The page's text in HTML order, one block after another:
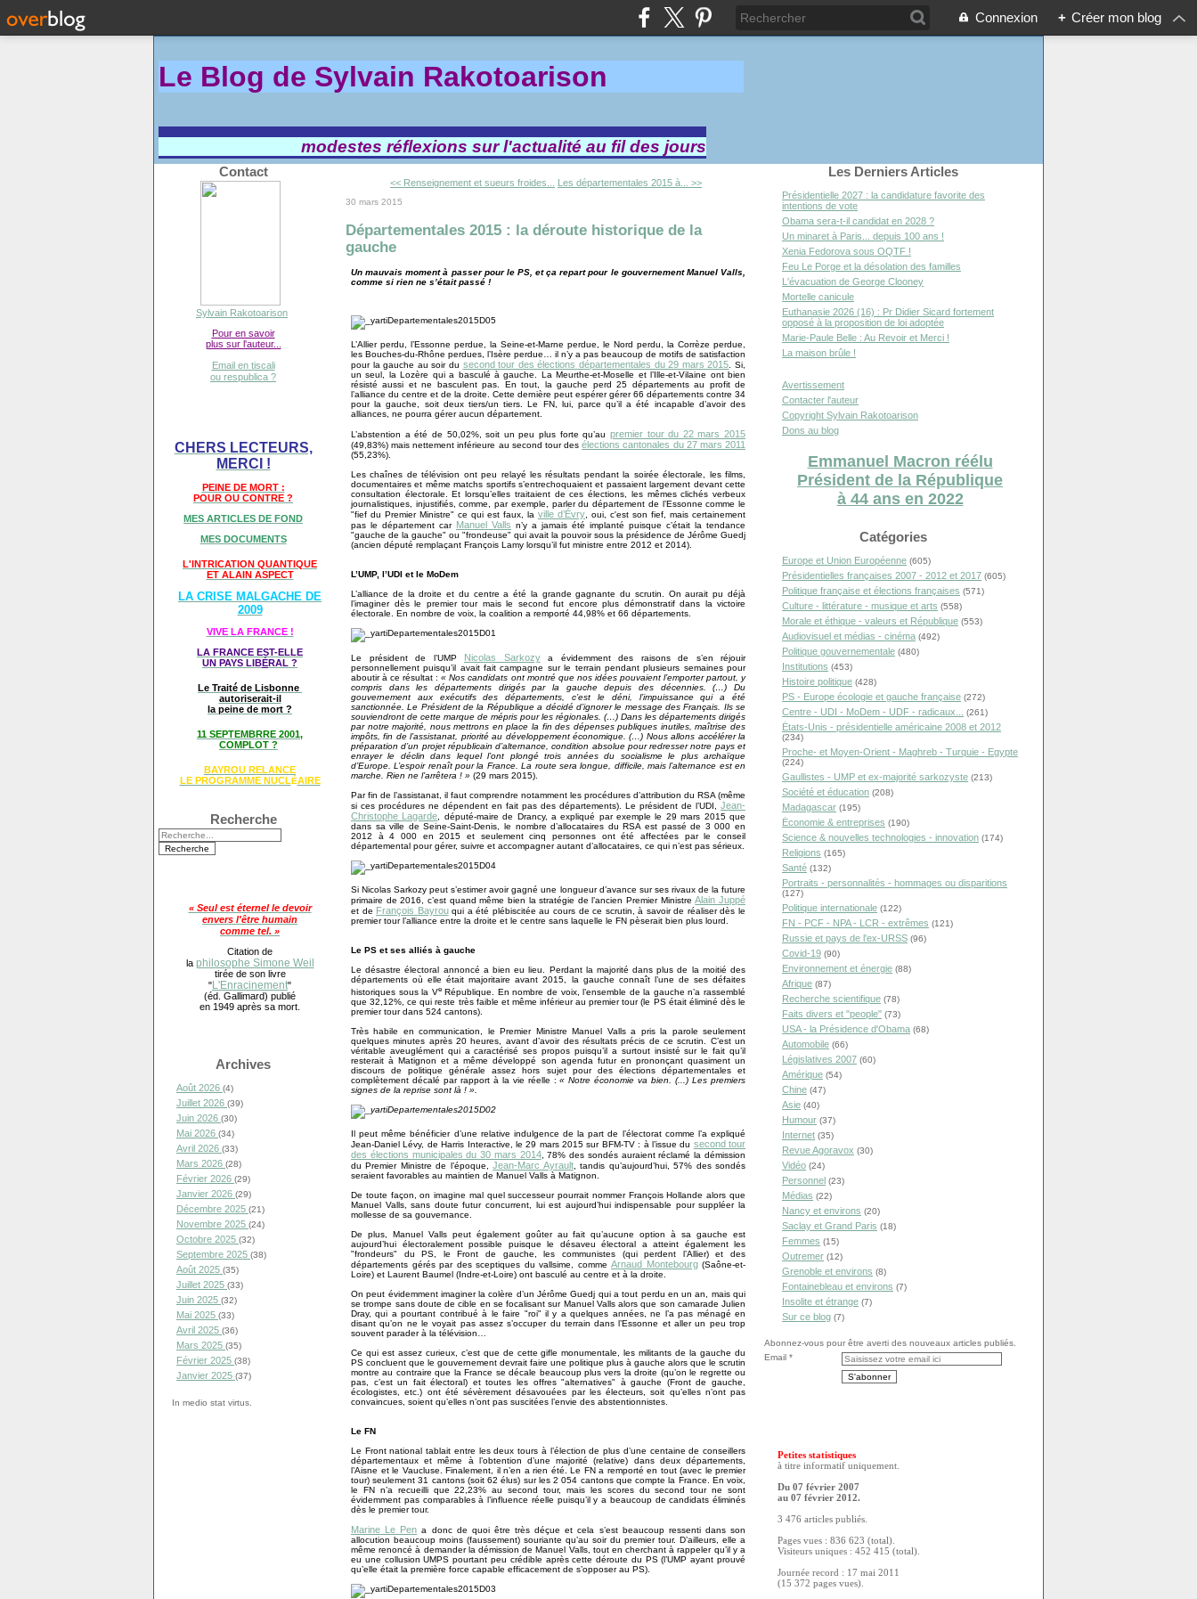
Connexion + Créer mon blog
Le Blog de Sylvain Rakotoarison
modestes réflexions sur l'actualité au fil des jours
Contact
Sylvain Rakotoarison
Pour en savoir
plus sur l'auteur...
Email en tiscali
ou respublica ?
CHERS LECTEURS,
MERCI !
PEINE DE MORT :
POUR OU CONTRE ?
MES ARTICLES DE FOND
MES DOCUMENTS
L'INTRICATION QUANTIQUE
ET ALAIN ASPECT
LA CRISE MALGACHE DE
2009
VIVE LA FRANCE !
LA FRANCE EST-ELLE
UN PAYS LIBÉRAL ?
Le Traité de Lisbonne
autoriserait-il
la peine de mort ?
11 SEPTEMBRRE 2001,
COMPLOT ?
BAYROU RELANCE
LE PROGRAMME NUCLÉAIRE
Recherche
« Seul est éternel le devoir
envers l'être humain
comme tel. »
Citation de
la philosophe Simone Weil
tirée de son livre
"L'Enracinement"
(éd. Gallimard) publié
en 1949 après sa mort.
Archives
Août 2026 (4)
Juillet 2026 (39)
Juin 2026 (30)
Mai 2026 (34)
Avril 2026 (33)
Mars 2026 (28)
Février 2026 (29)
Janvier 2026 (29)
Décembre 2025 (21)
Novembre 2025 (24)
Octobre 2025 (32)
Septembre 2025 (38)
Août 2025 (35)
Juillet 2025 (33)
Juin 2025 (32)
Mai 2025 (33)
Avril 2025 (36)
Mars 2025 (35)
Février 2025 (38)
Janvier 2025 (37)
In medio stat virtus.
<< Renseignement et sueurs froides... Les départementales 2015 à... >>
30 mars 2015
Départementales 2015 : la déroute historique de la
gauche
Un mauvais moment à passer pour le PS, et ça repart pour le gouvernement Manuel Valls,
comme si rien ne s’était passé !
L’Allier perdu, l’Essonne perdue, la Seine-et-Marne perdue, le Nord perdu, la Corrèze perdue,
les Bouches-du-Rhône perdues, l’Isère perdue… il n’y a pas beaucoup de motifs de satisfaction
pour la gauche au soir du second tour des élections départementales du 29 mars 2015 . Si,
un seul, la Lozère qui a basculé à gauche. La Meurthe-et-Moselle et l’Ille-et-Vilaine ont bien
résisté aussi et ne basculent pas. En tout, la gauche perd 25 départements au profit de
l’alliance du centre et de la droite. Cette dernière peut espérer gérer 66 départements contre 34
pour la gauche, soit deux tiers/un tiers. Le FN, lui, parce qu’il a été incapable d’avoir des
alliances, ne pourra gérer aucun département.
L’abstention a été de 50,02%, soit un peu plus forte qu’au premier tour du 22 mars 2015
(49,83%) mais nettement inférieure au second tour desélections cantonales du 27 mars 2011
(55,23%).
Les chaînes de télévision ont peu relayé les résultats pendant la soirée électorale, les films,
documentaires et même matchs sportifs s’entrechoquaient et passaient largement devant cette
consultation électorale. Et lorsqu’elles traitaient de ces élections, les mêmes clichés verbeux
journalistiques, injustifiés, comme, par exemple, parler du département de l’Essonne comme le
"fief du Premier Ministre" ce qui est faux, la ville d’Évry , oui, c'est son fief, mais certainement
pas le département car Manuel Valls n’y a jamais été implanté puisque c’était la tendance
"gauche de la gauche" ou "frondeuse" qui avait la pouvoir sous la présidence de Jérôme Guedj
(ancien député remplaçant François Lamy lorsqu’il fut ministre entre 2012 et 2014).
L’UMP, l’UDI et le MoDem
L’alliance de la droite et du centre a été la grande gagnante du scrutin. On aurait pu déjà
l’imaginer dès le premier tour mais le second fut encore plus démonstratif dans la victoire
électorale. En nombre de voix, la coalition a remporté 44,98% et 66 départements.
Le président de l’UMP Nicolas Sarkozya évidemment des raisons de s’en réjouir
personnellement puisqu’il avait fait campagne sur le terrain pendant plusieurs semaines pour
aboutir à ce résultat :« Nos candidats ont montré que nos idées pouvaient l’emporter partout, y
compris dans les départements dirigés par la gauche depuis des décennies. (…) Du
gouvernement aux exécutifs des départements, c’est le déni, l’impuissance qui a été
sanctionnée. Le Président de la République a décidé d’ignorer le message des Français. Ils se
souviendront de cette marque de mépris pour les régionales. (…) Dans les départements dirigés
par notre majorité, nous mettrons en place la fin des dépenses publiques inutiles, maîtrise des
impôts, fin de l’assistanat, priorité au développement économique. (…) Nous allons accélérer la
préparation d’un projet républicain d’alternance, condition absolue pour redresser notre pays et
enrayer le déclin dans lequel l’ont plongé trois années du socialisme le plus archaïque
d’Europe. L’espoir renaît pour la France. La route sera longue, difficile, mais l’alternance est en
marche. Rien ne l’arrêtera ! » (29 mars 2015).
Par fin de l’assistanat, il faut comprendre notamment les procédures d’attribution du RSA (même
si ces procédures ne dépendent en fait pas des départements). Le président de l’UDI, Jean-
Christophe Lagarde , député-maire de Drancy, a expliqué par exemple le 29 mars 2015 que
dans sa ville de Seine-Saint-Denis, le nombre d’allocataires du RSA est passé de 3 000 en
2012 à 4 000 en 2015 et seulement cinq personnes ont été affectées par le conseil
départemental pour gérer, suivre et accompagner autant d’allocataires, ce qui n’est pas sérieux.
Si Nicolas Sarkozy peut s’estimer avoir gagné une longueur d’avance sur ses rivaux de la future
primaire de 2016, c’est quand même bien la stratégie de l’ancien Premier MinistreAlain Juppé
et de François Bayrouqui a été plébiscitée au cours de ce scrutin, à savoir de réaliser dès le
premier tour l’alliance entre la droite et le centre sans laquelle le FN pèserait bien plus lourd.
Le PS et ses alliés à gauche
Le désastre électoral annoncé a bien eu lieu. Perdant la majorité dans plus de la moitié des
départements où elle était majoritaire avant 2015, la gauche connaît l’une de ses défaites
historiques sous la VeRépublique. En nombre de voix, l’ensemble de la gauche n’a rassemblé
que 32,12%, ce qui reste très faible et même inférieur au premier tour (le PS était éliminé dès le
premier tour dans 524 cantons).
Très habile en communication, le Premier Ministre Manuel Valls a pris la parole seulement
quelques minutes après 20 heures, avant d’avoir des résultats précis de ce scrutin. C’est un
véritable aveuglément qui a caractérisé ses propos puisqu’il a surtout insisté sur le fait qu’il
resterait à Matignon et a même développé son agenda futur en prononçant quasiment un
discours de politique générale assez hors sujet pour des élections départementales et
complètement décalé par rapport à la vie réelle :« Notre économie va bien. (...) Les premiers
signes de la reprise sont là ! ».
Il peut même bénéficier d’une relative indulgence de la part de l’électorat comme l’a expliqué
Jean-Daniel Lévy, de Harris Interactive, le 29 mars 2015 sur BFM-TV : à l’issue du second tour
des élections municipales du 30 mars 2014, 78% des sondés auraient réclamé la démission
du Premier Ministre de l’époque,Jean-Marc Ayrault, tandis qu’aujourd’hui, 57% des sondés
seraient favorables au maintien de Manuel Valls à Matignon.
De toute façon, on imagine mal quel successeur pourrait nommer François Hollande alors que
Manuel Valls, sans doute futur concurrent, lui est aujourd’hui indispensable pour suppléer la
mollesse de sa gouvernance.
De plus, Manuel Valls peut également goûter au fait qu’aucune option à sa gauche est
aujourd’hui électoralement possible puisque le désaveu électoral a atteint également les
"frondeurs" du PS, le Front de gauche, les communistes (qui perdent l’Allier) et des
départements gérés par des sceptiques du vallsime, comme Arnaud Montebourg(Saône-et-
Loire) et Laurent Baumel (Indre-et-Loire) ont basculé au centre et à la droite.
On peut évidemment imaginer la colère d’un Jérôme Guedj qui a tout perdu en un an, mais qui
se trompe sans doute de cible en se focalisant sur Manuel Valls alors que son camarade Julien
Dray, qui a pourtant contribué à le faire "roi" il y a quelques années, ne l’a pas ménagé en
disant qu’on ne le voyait pas assez s’occuper du terrain dans l’Essonne et aller un peu trop
souvent parader à la télévision…
Ce qui est assez curieux, c’est que de cette gifle monumentale, les militants de la gauche du
PS concluent que le gouvernement devrait faire une politique plus à gauche alors que le scrutin
montre au contraire que la France se décale beaucoup plus vers la droite (qu’on le regrette ou
pas, c’est un fait électoral) et toutes les offres "alternatives" à gauche (Front de gauche,
écologistes, etc.) ont été sévèrement désavouées par les électeurs, soit qu’elles n’ont pas
convaincues, soient qu’elles n’ont pas suscitées l’envie des abstentionnistes.
Le FN
Le Front national tablait entre les deux tours à l’élection de plus d’une centaine de conseillers
départementaux et même à l’obtention d’une majorité (relative) dans deux départements,
l’Aisne et le Vaucluse. Finalement, il n’en a rien été. Le FN a remporté en tout (avec le premier
tour) seulement 31 cantons (soit 62 élus) sur les 2 054 cantons que compte la France. En voix,
le FN n’a recueilli que 22,23% au second tour, mais les scores du second tour ne sont
évidemment pas comparables à l’influence réelle puisqu’il y a beaucoup de candidats éliminés
dès le premier tour.
Marine Le Pen a donc de quoi être très déçue et cela s’est beaucoup ressenti dans son
allocution beaucoup moins (faussement) souriante qu’au soir du premier tour. D’ailleurs, elle a
même renoncé à demander la démission de Manuel Valls, tout en cherchant à rappeler qu’il y a
eu une collusion UMPS pourtant peu crédible après cette déroute du PS (l’UMP ayant prouvé
qu’elle était la première force capable efficacement de s’opposer au PS).
Les Derniers Articles
Présidentielle 2027 : la candidature favorite des
intentions de vote
Obama sera-t-il candidat en 2028 ?
Un minaret à Paris... depuis 100 ans !
Xenia Fedorova sous OQTF !
Feu Le Porge et la désolation des familles
L'évacuation de George Clooney
Mortelle canicule
Euthanasie 2026 (16) : Pr Didier Sicard fortement
opposé à la proposition de loi adoptée
Marie-Paule Belle : Au Revoir et Merci !
La maison brûle !
Avertissement
Contacter l'auteur
Copyright Sylvain Rakotoarison
Dons au blog
Emmanuel Macron réélu
Président de la République
à 44 ans en 2022
Catégories
Europe et Union Européenne (605)
Présidentielles françaises 2007 - 2012 et 2017 (605)
Politique française et élections françaises (571)
Culture - littérature - musique et arts (558)
Morale et éthique - valeurs et République (553)
Audiovisuel et médias - cinéma (492)
Politique gouvernementale (480)
Institutions (453)
Histoire politique (428)
PS - Europe écologie et gauche française (272)
Centre - UDI - MoDem - UDF - radicaux... (261)
États-Unis - présidentielle américaine 2008 et 2012
(234)
Proche- et Moyen-Orient - Maghreb - Turquie - Egypte
(224)
Gaullistes - UMP et ex-majorité sarkozyste (213)
Société et éducation (208)
Madagascar (195)
Économie & entreprises (190)
Science & nouvelles technologies - innovation (174)
Religions (165)
Santé (132)
Portraits - personnalités - hommages ou disparitions
(127)
Politique internationale (122)
FN - PCF - NPA - LCR - extrêmes (121)
Russie et pays de l'ex-URSS (96)
Covid-19 (90)
Environnement et énergie (88)
Afrique (87)
Recherche scientifique (78)
Faits divers et "people" (73)
USA - la Présidence d'Obama (68)
Automobile (66)
Législatives 2007 (60)
Amérique (54)
Chine (47)
Asie (40)
Humour (37)
Internet (35)
Revue Agoravox (30)
Vidéo (24)
Personnel (23)
Médias (22)
Nancy et environs (20)
Saclay et Grand Paris (18)
Femmes (15)
Outremer (12)
Grenoble et environs (8)
Fontainebleau et environs (7)
Insolite et étrange (7)
Sur ce blog (7)
Abonnez-vous pour être averti des nouveaux articles publiés.
Email
Petites statistiques
à titre informatif uniquement.
Du 07 février 2007
au 07 février 2012.
3 476 articles publiés.
Pages vues : 836 623 (total).
Visiteurs uniques : 452 415 (total).
Journée record : 17 mai 2011
(15 372 pages vues).